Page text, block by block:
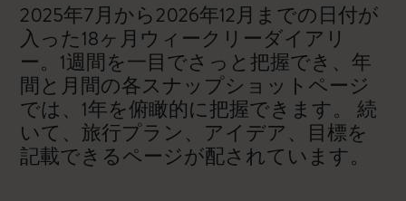
2025年7月から2026年12月までの日付が
入った18ヶ月ウィークリーダイアリ
ー。1週間を一目でさっと把握でき、年
間と月間の各スナップショットページ
では、1年を俯瞰的に把握できます。 続
いて、旅行プラン、アイデア、目標を
記載できるページが配されています。